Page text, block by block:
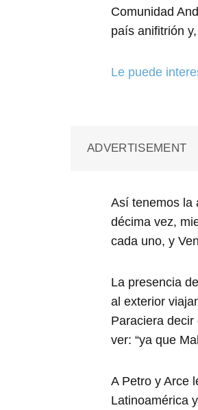
Comunidad
país anifitrión
Le puede
ADVERTISEMENT
Así tenemos la
décima vez,
cada uno, y
La presencia
al exterior
Paraciera
ver: “ya que
A Petro y Arce
Latinoamérica